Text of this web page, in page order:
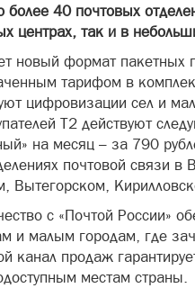
более 40 почтовых
центрах, так и в
новый формат пакетных
тарифом в
цифровизации сел и
Т2 действуют
на месяц – за 790
почтовой связи
Вытегорском,
с «Почтой России»
и малым городам, где
канал продаж
местам страны.